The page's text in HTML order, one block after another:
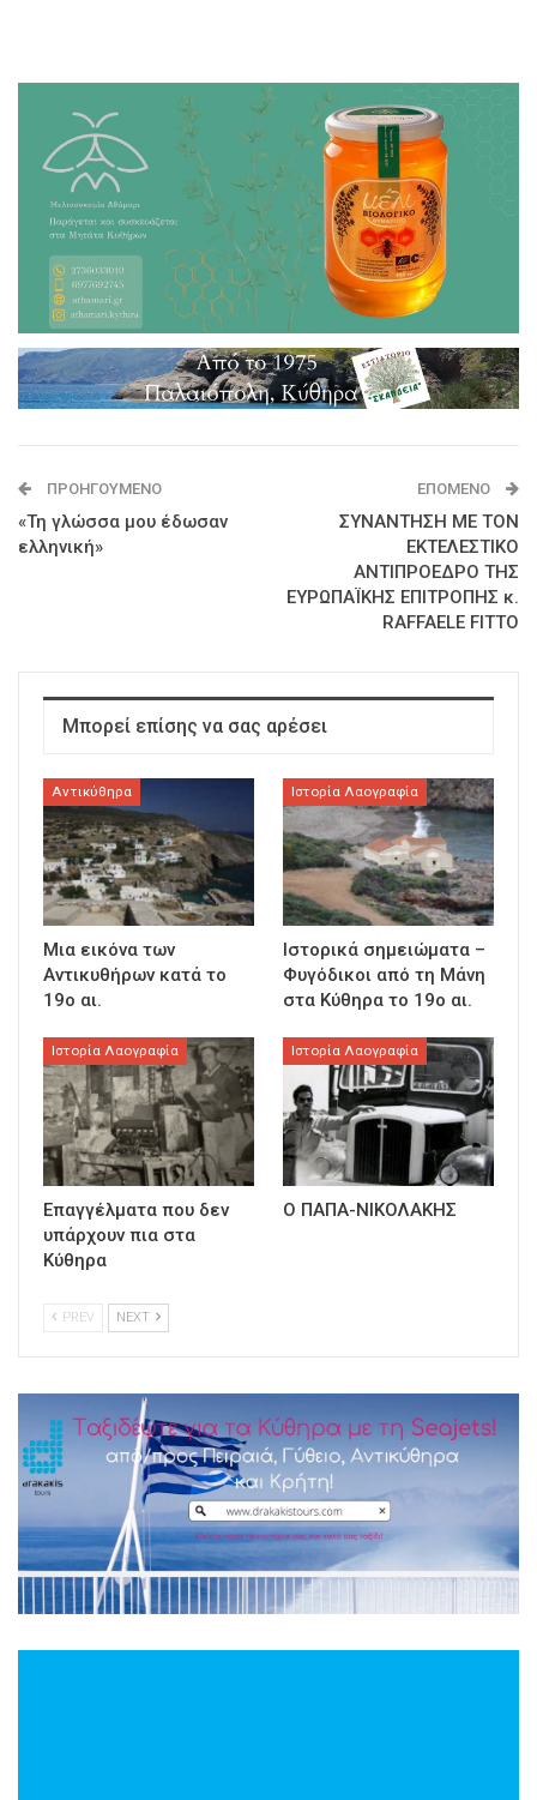
ΠΡΟΗΓΟΎΜΕΝΟ
«Τη γλώσσα μου έδωσαν
ελληνική»
ΕΠΌΜΕΝΟ
ΣΥΝΑΝΤΗΣΗ ΜΕ ΤΟΝ
ΕΚΤΕΛΕΣΤΙΚΟ
ΑΝΤΙΠΡΟΕΔΡΟ ΤΗΣ
ΕΥΡΩΠΑΪΚΗΣ ΕΠΙΤΡΟΠΗΣ κ.
RAFFAELE FITTO
Μπορεί επίσης να σας αρέσει
Αντικύθηρα
Μια εικόνα των
Αντικυθήρων κατά το
19ο αι.
Ιστορία Λαογραφία
Ιστορικά σημειώματα –
Φυγόδικοι από τη Μάνη
στα Κύθηρα το 19ο αι.
Ιστορία Λαογραφία
Επαγγέλματα που δεν
υπάρχουν πια στα
Κύθηρα
Ιστορία Λαογραφία
Ο ΠΑΠΑ-ΝΙΚΟΛΑΚΗΣ
PREV NEXT